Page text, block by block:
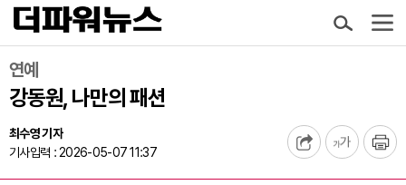
연예
강동원, 나만의 패션
최수영 기자
기사입력 : 2026-05-07 11:37